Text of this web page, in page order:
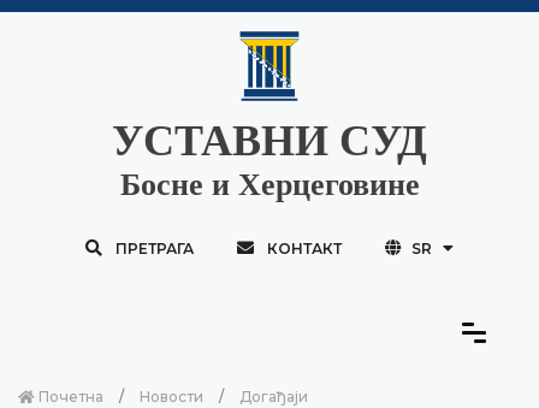
УСТАВНИ СУД
Босне и Херцеговине
ПРЕТРАГА КОНТАКТ SR
Почетна Новости Догађаји